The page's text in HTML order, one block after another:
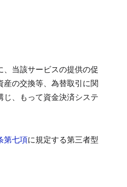
当該サービスの提供の促
の交換等、為替取引に関
、もって資金決済システ
第七項に規定する第三者型